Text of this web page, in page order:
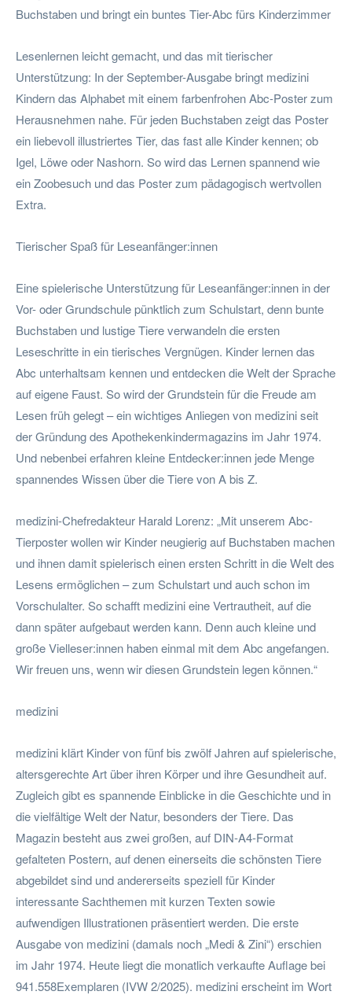
Buchstaben und bringt ein buntes Tier-Abc fürs Kinderzimmer
Lesenlernen leicht gemacht, und das mit tierischer
Unterstützung: In der September-Ausgabe bringt medizini
Kindern das Alphabet mit einem farbenfrohen Abc-Poster zum
Herausnehmen nahe. Für jeden Buchstaben zeigt das Poster
ein liebevoll illustriertes Tier, das fast alle Kinder kennen; ob
Igel, Löwe oder Nashorn. So wird das Lernen spannend wie
ein Zoobesuch und das Poster zum pädagogisch wertvollen
Extra.
Tierischer Spaß für Leseanfänger:innen
Eine spielerische Unterstützung für Leseanfänger:innen in der
Vor- oder Grundschule pünktlich zum Schulstart, denn bunte
Buchstaben und lustige Tiere verwandeln die ersten
Leseschritte in ein tierisches Vergnügen. Kinder lernen das
Abc unterhaltsam kennen und entdecken die Welt der Sprache
auf eigene Faust. So wird der Grundstein für die Freude am
Lesen früh gelegt – ein wichtiges Anliegen von medizini seit
der Gründung des Apothekenkindermagazins im Jahr 1974.
Und nebenbei erfahren kleine Entdecker:innen jede Menge
spannendes Wissen über die Tiere von A bis Z.
medizini-Chefredakteur Harald Lorenz: „Mit unserem Abc-
Tierposter wollen wir Kinder neugierig auf Buchstaben machen
und ihnen damit spielerisch einen ersten Schritt in die Welt des
Lesens ermöglichen – zum Schulstart und auch schon im
Vorschulalter. So schafft medizini eine Vertrautheit, auf die
dann später aufgebaut werden kann. Denn auch kleine und
große Vielleser:innen haben einmal mit dem Abc angefangen.
Wir freuen uns, wenn wir diesen Grundstein legen können.“
medizini
medizini klärt Kinder von fünf bis zwölf Jahren auf spielerische,
altersgerechte Art über ihren Körper und ihre Gesundheit auf.
Zugleich gibt es spannende Einblicke in die Geschichte und in
die vielfältige Welt der Natur, besonders der Tiere. Das
Magazin besteht aus zwei großen, auf DIN-A4-Format
gefalteten Postern, auf denen einerseits die schönsten Tiere
abgebildet sind und andererseits speziell für Kinder
interessante Sachthemen mit kurzen Texten sowie
aufwendigen Illustrationen präsentiert werden. Die erste
Ausgabe von medizini (damals noch „Medi & Zini“) erschien
im Jahr 1974. Heute liegt die monatlich verkaufte Auflage bei
941.558Exemplaren (IVW 2/2025). medizini erscheint im Wort